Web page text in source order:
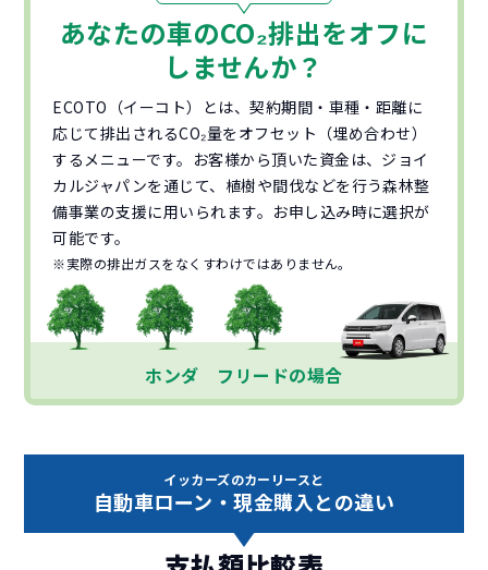
あなたの車のCO₂排出をオフに
しませんか？
ECOTO（イーコト）とは、契約期間・車種・距離に
応じて排出されるCO₂量をオフセット（埋め合わせ）
するメニューです。お客様から頂いた資金は、ジョイ
カルジャパンを通じて、植樹や間伐などを行う森林整
備事業の支援に用いられます。お申し込み時に選択が
可能です。
※実際の排出ガスをなくすわけではありません。
ホンダ フリードの場合
イッカーズのカーリースと
自動車ローン・現金購入との違い